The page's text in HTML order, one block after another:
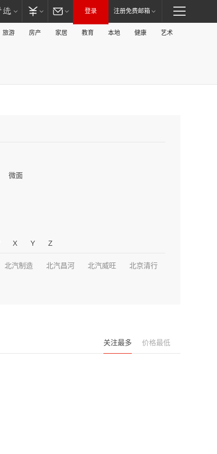
登录 注册免费邮箱
旅游 房产 家居 教育 本地 健康 艺术
微面
X Y Z
北汽制造 北汽昌河 北汽威旺 北京清行
关注最多 价格最低